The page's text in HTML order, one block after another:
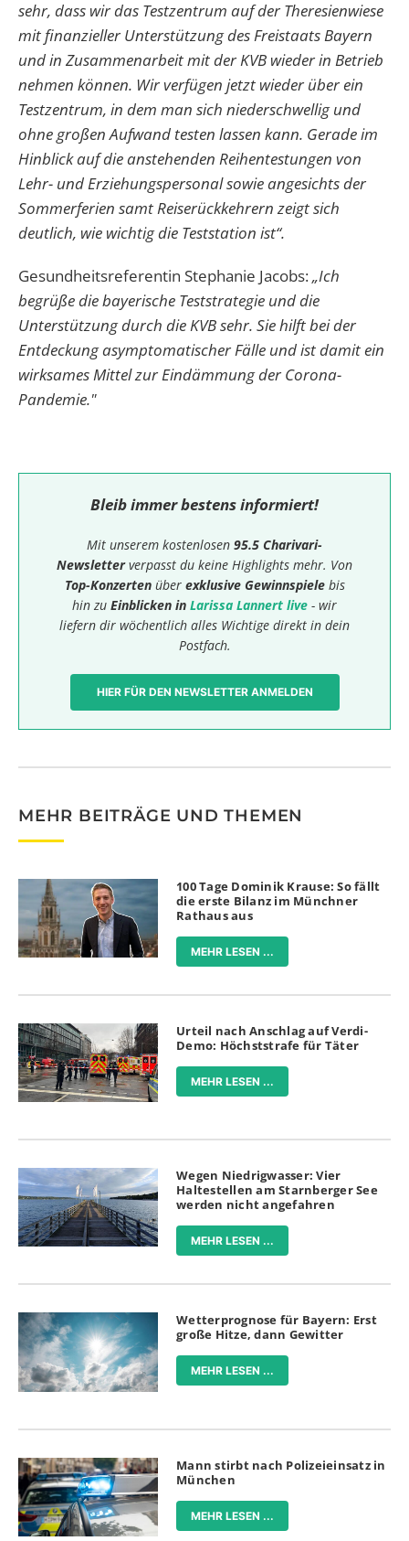
sehr, dass wir das Testzentrum auf der Theresienwiese
mit finanzieller Unterstützung des Freistaats Bayern
und in Zusammenarbeit mit der KVB wieder in Betrieb
nehmen können. Wir verfügen jetzt wieder über ein
Testzentrum, in dem man sich niederschwellig und
ohne großen Aufwand testen lassen kann. Gerade im
Hinblick auf die anstehenden Reihentestungen von
Lehr- und Erziehungspersonal sowie angesichts der
Sommerferien samt Reiserückkehrern zeigt sich
deutlich, wie wichtig die Teststation ist“.
Gesundheitsreferentin Stephanie Jacobs:„Ich
begrüße die bayerische Teststrategie und die
Unterstützung durch die KVB sehr. Sie hilft bei der
Entdeckung asymptomatischer Fälle und ist damit ein
wirksames Mittel zur Eindämmung der Corona-
Pandemie."
Bleib immer bestens informiert!
Mit unserem kostenlosen 95.5 Charivari-
Newsletterverpasst du keine Highlights mehr. Von
Top-Konzertenüber exklusive Gewinnspielebis
hin zu Einblicken in Larissa Lannert live - wir
liefern dir wöchentlich alles Wichtige direkt in dein
Postfach.
HIER FÜR DEN NEWSLETTER ANMELDEN
MEHR BEITRÄGE UND THEMEN
100 Tage Dominik Krause: So fällt
die erste Bilanz im Münchner
Rathaus aus
MEHR LESEN ...
Urteil nach Anschlag auf Verdi-
Demo: Höchststrafe für Täter
MEHR LESEN ...
Wegen Niedrigwasser: Vier
Haltestellen am Starnberger See
werden nicht angefahren
MEHR LESEN ...
Wetterprognose für Bayern: Erst
große Hitze, dann Gewitter
MEHR LESEN ...
Mann stirbt nach Polizeieinsatz in
München
MEHR LESEN ...